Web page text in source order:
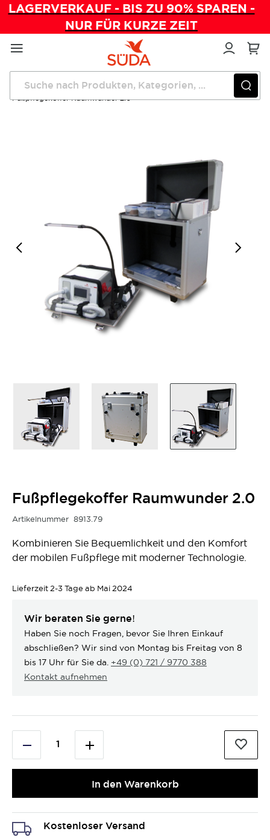
LAGERVERKAUF - BIS ZU 90% SPAREN -
NUR FÜR KURZE ZEIT
Direkt
zum
Inhalt
Startseite
Mobile Fußpflege
Fußpflegekoffer Raumwunder 2.0
Fußpflegekoffer Raumwunder 2.0
Artikelnummer 8913.79
Kombinieren Sie Bequemlichkeit und den Komfort
der mobilen Fußpflege mit moderner Technologie.
Lieferzeit 2-3 Tage ab Mai 2024
Wir beraten Sie gerne!
Haben Sie noch Fragen, bevor Sie Ihren Einkauf
abschließen? Wir sind von Montag bis Freitag von 8
bis 17 Uhr für Sie da. +49 (0) 721 / 9770 388
Kontakt aufnehmen
In den Warenkorb
Kostenloser Versand